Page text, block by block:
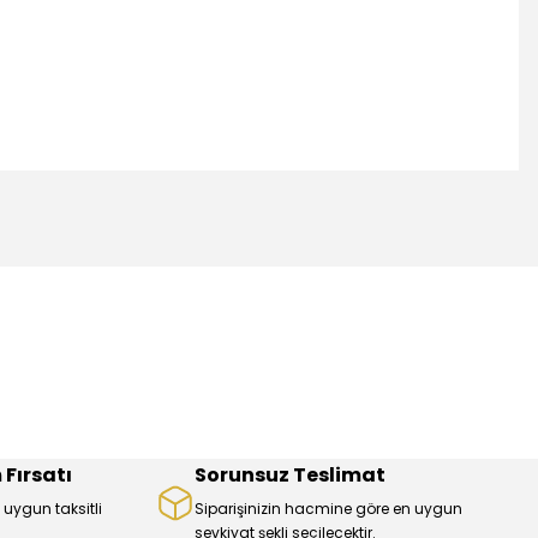
uygun taksitli
Sorunsuz Teslimat
Siparişinizin hacmine göre en uygun
sevkiyat şekli seçilecektir.